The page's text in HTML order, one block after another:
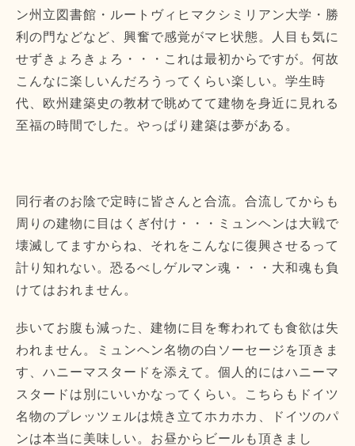
ン州立図書館・ルートヴィヒマクシミリアン大学・勝
利の門などなど、興奮で感覚がマヒ状態。人目も気に
せずきょろきょろ・・・これは最初からですが。何故
こんなに楽しいんだろうってくらい楽しい。学生時
代、欧州建築史の教材で眺めてて建物を身近に見れる
至福の時間でした。やっぱり建築は夢がある。
同行者のお陰で定時に皆さんと合流。合流してからも
周りの建物に目はくぎ付け・・・ミュンヘンは大戦で
壊滅してますからね、それをこんなに復興させるって
計り知れない。恐るべしゲルマン魂・・・大和魂も負
けてはおれません。
歩いてお腹も減った、建物に目を奪われても食欲は失
われません。ミュンヘン名物の白ソーセージを頂きま
す、ハニーマスタードを添えて。個人的にはハニーマ
スタードは別にいいかなってくらい。こちらもドイツ
名物のプレッツェルは焼き立てホカホカ、ドイツのパ
ンは本当に美味しい。お昼からビールも頂きまし